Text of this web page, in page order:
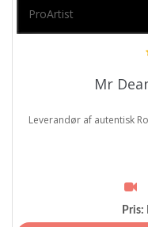
ProArtist
Mr
Leverandør af autentisk
Pris: